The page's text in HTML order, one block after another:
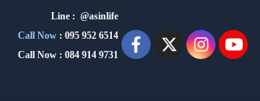
Line : @asinlife
Call Now : 095 952 6514
Call Now : 084 914 9731